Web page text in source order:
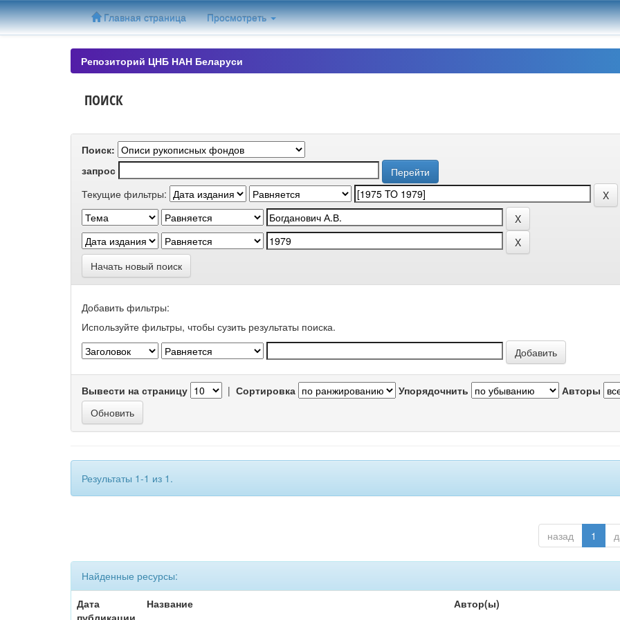
Skip
navigation
Главная страница Просмотреть
Репозиторий ЦНБ НАН Беларуси
ПОИСК
Поиск:
запрос
Текущие фильтры:
Начать новый поиск
Добавить фильтры:
Используйте фильтры, чтобы сузить результаты поиска.
Вывести на страницу | Сортировка Упорядочнить Авторы
Результаты 1-1 из 1.
назад 1
Найденные ресурсы:
Дата
публикации
Название Автор(ы)